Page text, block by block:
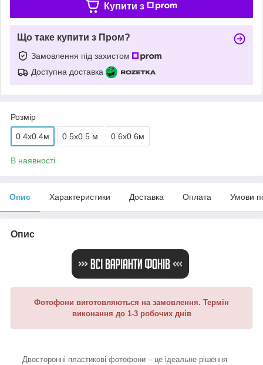
Купити з
Що таке купити з Пром?
Замовлення під захистом
Доступна доставка
Розмір
0.4x0.4м 0.5x0.5 м 0.6x0.6м
В наявності
Опис Характеристики Доставка Оплата Умови
Опис
Фотофони виготовляються на замовлення. Термін
виконання до 1-3 робочих днів
Двосторонні пластикові фотофони – це ідеальне рішення